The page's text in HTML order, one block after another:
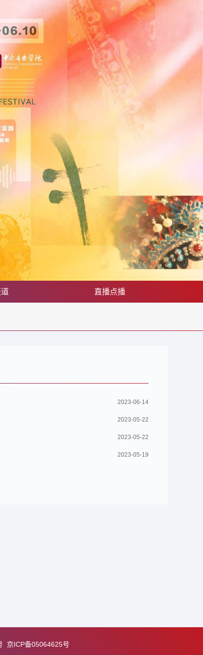
直播点播
2023-06-14
2023-05-22
2023-05-22
2023-05-19
京ICP备05064625号